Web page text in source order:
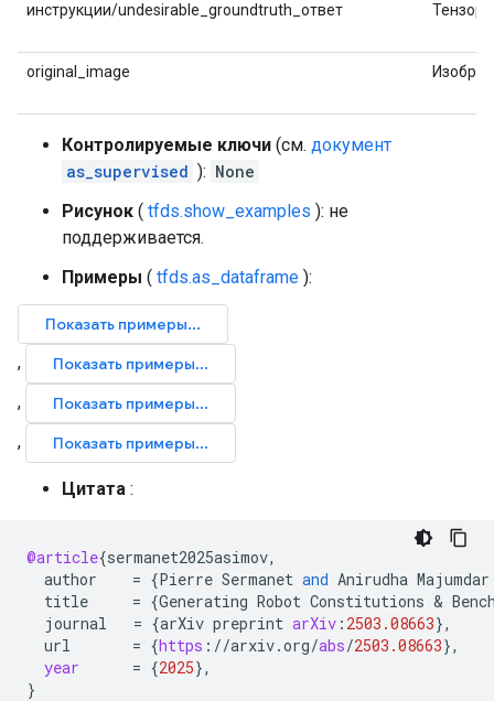
инструкции/undesirable_groundtruth_ответ Тензор
original_image
Контролируемые ключи (см. документ
as_supervised ): None
Рисунок ( tfds.show_examples ): не
поддерживается.
Примеры ( tfds.as_dataframe ):
Цитата :
@article{sermanet2025asimov,
author
= {Pierre Sermanet and Anirudha Majumdar
title
= {Generating Robot Constitutions &
journal
= {arXiv preprint arXiv : 2503.08663},
url
= {https : //arxiv.org/abs/2503.08663},
year
= {2025},
}